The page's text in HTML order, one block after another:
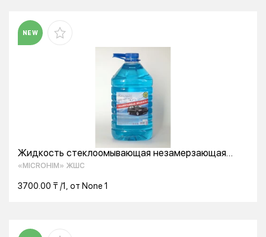
NEW
Жидкость стеклоомывающая незамерзающая
Биоклин
«MICROHIM» ЖШС
3700.00 ₸ /1, от None 1